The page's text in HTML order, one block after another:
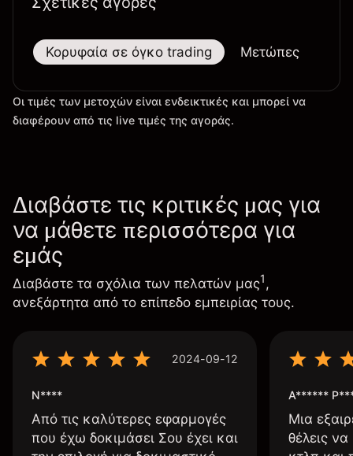
Κορυφαία σε όγκο trading Μετώπες
Οι τιμές των μετοχών είναι ενδεικτικές και μπορεί να
διαφέρουν από τις live τιμές της αγοράς.
Διαβάστε τις κριτικές μας για
να μάθετε περισσότερα για
εμάς
Διαβάστε τα σχόλια των πελατών μας1,
ανεξάρτητα από το επίπεδο εμπειρίας τους.
2024-09-12
N****
Από τις καλύτερες εφαρμογές
που έχω δοκιμάσει Σου έχει και
A******
Μια
θέλεις